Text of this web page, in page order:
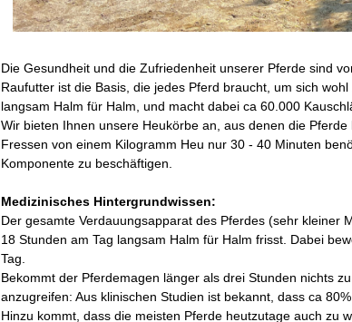
Die Gesundheit und die Zufriedenheit unserer Pferde sind
Raufutter ist die Basis, die jedes Pferd braucht, um sich
langsam Halm für Halm, und macht dabei ca 60.000
Wir bieten Ihnen unsere Heukörbe an, aus denen die
Fressen von einem Kilogramm Heu nur 30 - 40 Minuten
Komponente zu beschäftigen.
Medizinisches Hintergrundwissen:
Der gesamte Verdauungsapparat des Pferdes (sehr kleiner
18 Stunden am Tag langsam Halm für Halm frisst. Dabei
Tag.
Bekommt der Pferdemagen länger als drei Stunden nichts
anzugreifen: Aus klinischen Studien ist bekannt, dass ca
Hinzu kommt, dass die meisten Pferde heutzutage auch zu